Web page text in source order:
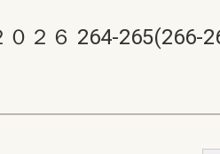
２６ 264-265(266-